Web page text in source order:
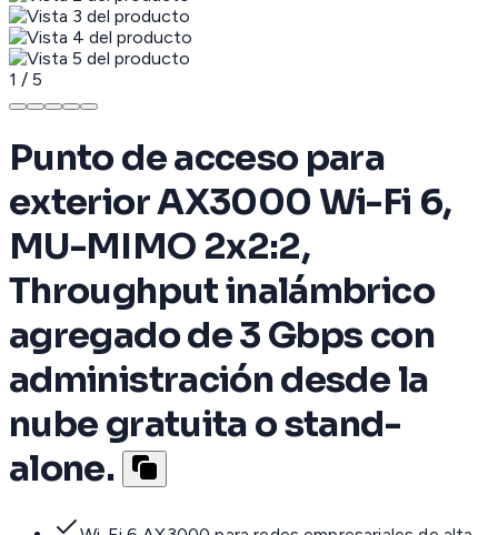
1 / 5
Punto de acceso para
exterior AX3000 Wi-Fi 6,
MU-MIMO 2x2:2,
Throughput inalámbrico
agregado de 3 Gbps con
administración desde la
nube gratuita o stand-
alone.